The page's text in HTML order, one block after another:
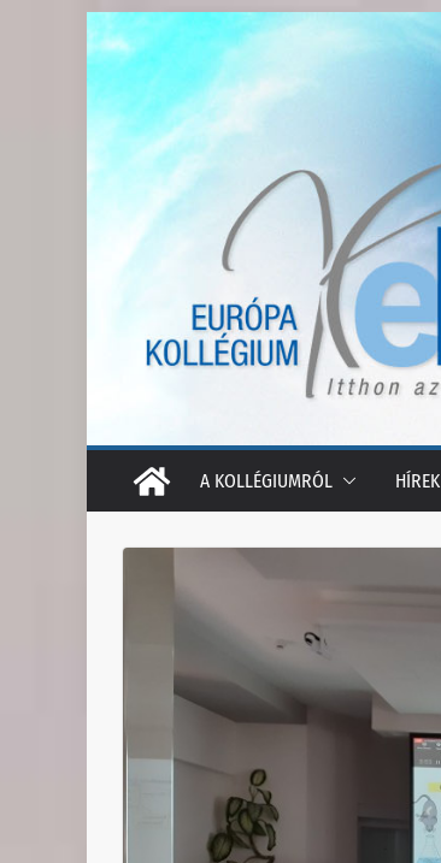
to
content
A KOLLÉGIUMRÓL HÍREK